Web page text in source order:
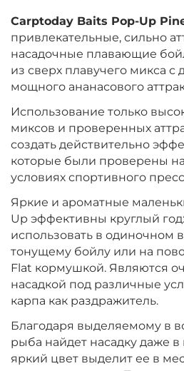
‍399‍ ₽‍469‍
Диаметр:
Вкус:
‍399‍ ₽ ‍469‍
Диаметр:
‍399‍ ₽‍469‍
Вкус:
Carptoday Baits Pop-Up
привлекательные, сильно
насадочные плавающие
из сверх плавучего микса с
мощного ананасового
Использование только
миксов и проверенных
создать действительно
которые были проверены
условиях спортивного
Яркие и ароматные
Up эффективны круглый
использовать в одиночном
тонущему бойлу или на
Flat кормушкой. Являются
насадкой под различные
карпа как раздражитель.
Благодаря выделяемому в
рыба найдет насадку даже в
яркий цвет выделит ее в